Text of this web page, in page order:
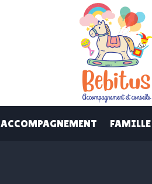
ACCOMPAGNEMENT FAMILLE